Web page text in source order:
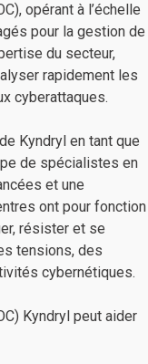
opérant à l’échelle
pour la gestion de
du secteur,
rapidement les
cyberattaques.
Kyndryl en tant que
de spécialistes en
et une
ont pour fonction
résister et se
tensions, des
cybernétiques.
Kyndryl peut aider